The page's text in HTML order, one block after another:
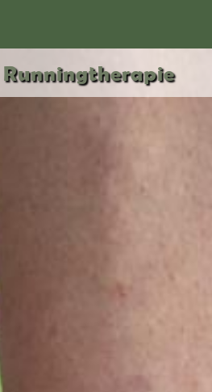
Runningtherapie